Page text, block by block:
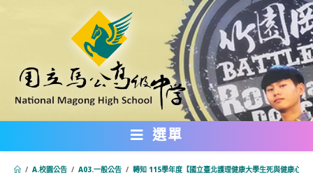
內
選單
/ A.校園公告 / A03.一般公告 / 轉知 115學年度【國立臺北護理健康大學生死與健康心理